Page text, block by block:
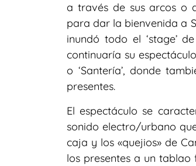
a través de sus arcos o
para dar la bienvenida a
inundó todo el ‘stage’
continuaría su
o ‘Santería’, donde
presentes.
El espectáculo se
sonido electro/urbano
caja y los «quejios» de
los presentes a un